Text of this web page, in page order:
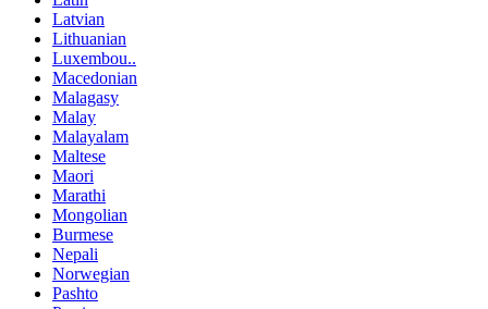
Latvian
Lithuanian
Luxembou..
Macedonian
Malagasy
Malay
Malayalam
Maltese
Maori
Marathi
Mongolian
Burmese
Nepali
Norwegian
Pashto